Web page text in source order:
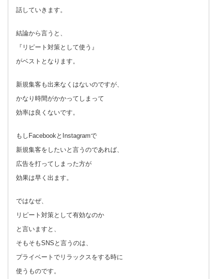
話していきます。
結論から言うと、
『リピート対策として使う』
がベストとなります。
新規集客も出来なくはないのですが、
かなり時間がかかってしまって
効率は良くないです。
もしFacebookとInstagramで
新規集客をしたいと言うのであれば、
広告を打ってしまった方が
効果は早く出ます。
ではなぜ、
リピート対策として有効なのか
と言いますと、
そもそもSNSと言うのは、
プライベートでリラックスをする時に
使うものです。